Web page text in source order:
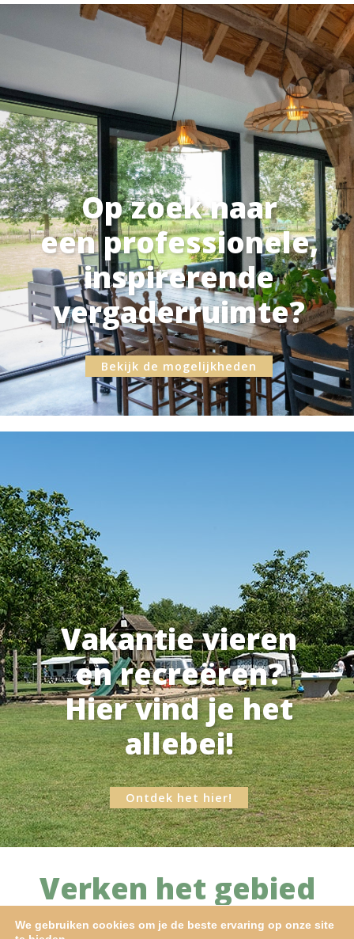
Op zoek naar
een professionele,
inspirerende
vergaderruimte?
Bekijk de mogelijkheden
Vakantie vieren
en recreëren?
Hier vind je het
allebei!
Ontdek het hier!
Verken het gebied
We gebruiken cookies om je de beste ervaring op onze site